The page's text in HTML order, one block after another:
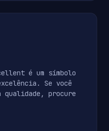
é um símbolo
Se você
procure